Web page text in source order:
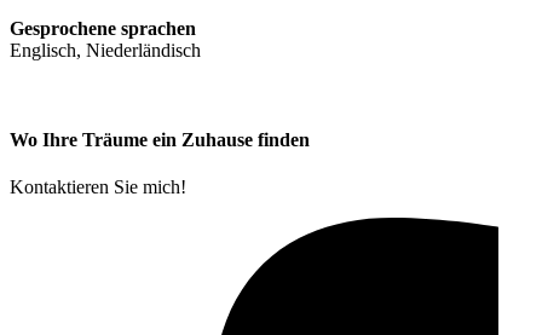
Gesprochene sprachen
Englisch, Niederländisch
Wo Ihre Träume ein Zuhause finden
Kontaktieren Sie mich!